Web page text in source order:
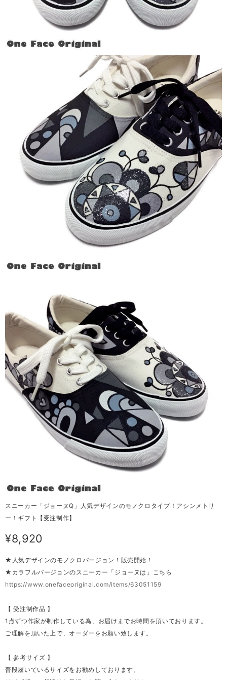
スニーカー「ジョーヌQ」人気デザインのモノクロタイプ！アシンメトリ
ー！ギフト【受注制作】
¥8,920
★人気デザインのモノクロバージョン！販売開始！
★カラフルバージョンのスニーカー「ジョーヌは」こちら
https://www.onefaceoriginal.com/items/63051159
【 受注制作品 】
1点ずつ作家が制作している為、お届けまでお時間を頂いております。
ご理解を頂いた上で、オーダーをお願い致します。
【 参考サイズ 】
普段履いているサイズをお勧めしております。